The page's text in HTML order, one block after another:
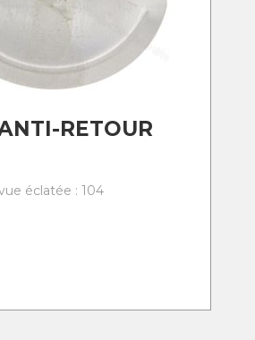
RETOUR
éclatée : 104